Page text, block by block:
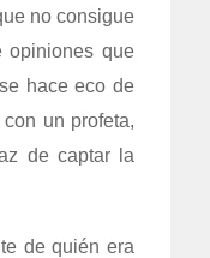
no consigue
opiniones que
hace eco de
un profeta,
de captar la
de quién era